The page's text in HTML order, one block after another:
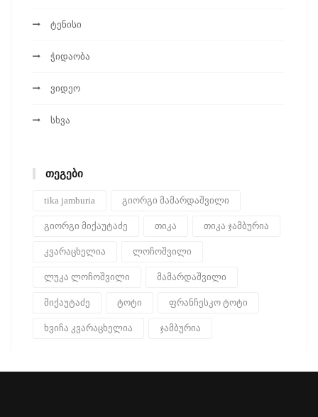
ტენისი
ჭიდაობა
ვიდეო
სხვა
ᲗᲔᲒᲔᲑᲘ
tika jamburia გიორგი მამარდაშვილი
გიორგი მიქაუტაძე თიკა თიკა ჯამბურია
კვარაცხელია ლოჩოშვილი
ლუკა ლოჩოშვილი მამარდაშვილი
მიქაუტაძე ტოტი ფრანჩესკო ტოტი
ხვიჩა კვარაცხელია ჯამბურია